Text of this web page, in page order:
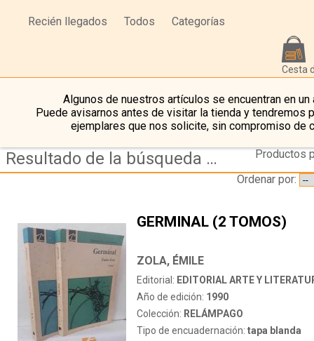
Recién llegados Todos Categorías
Cesta
Algunos de nuestros artículos se encuentran en un
Puede avisarnos antes de visitar la tienda y tendremos
ejemplares que nos solicite, sin compromiso de
Resultado de la búsqueda de editorial editorial-arte-y-literatura
Productos
Ordenar por:
GERMINAL (2 TOMOS)
ZOLA, ÉMILE
Editorial: EDITORIAL ARTE Y
Año de edición: 1990
Colección: RELÁMPAGO
Tipo de encuadernación: tapa blanda